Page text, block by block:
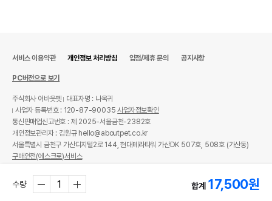
수량 합계 17,500원
서비스 이용약관 개인정보 처리방침 입점/제휴 문의 공지사항
PC버전으로 보기
주식회사 어바웃펫
대표자명 : 나옥귀
사업자 등록번호 : 120-87-90035사업자정보확인
통신판매업신고번호 : 제 2025-서울금천-2382호
개인정보관리자 : 김원규 hello@aboutpet.co.kr
서울특별시 금천구 가산디지털2로 144, 현대테라타워 가산DK 507호, 508호 (가산동)
구매안전(에스크로)서비스